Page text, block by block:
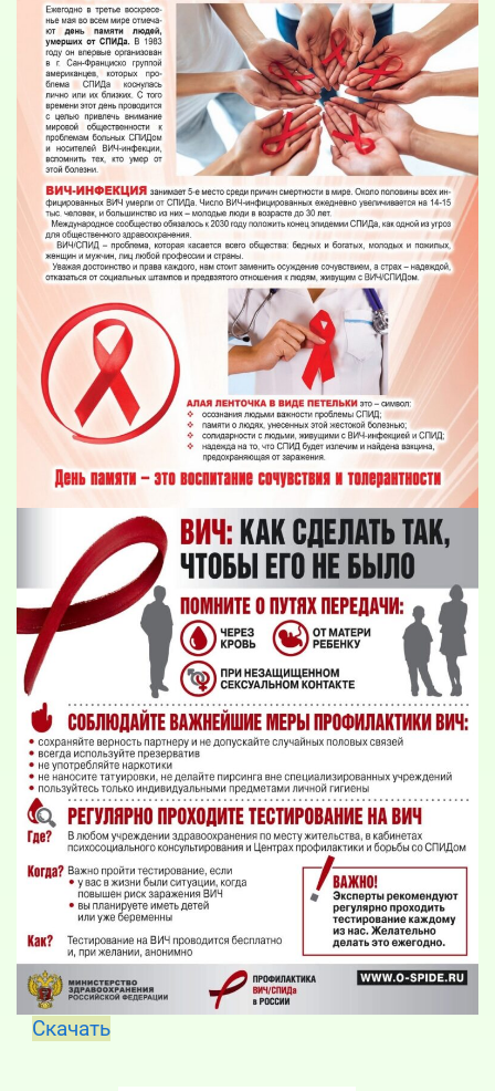
Скачать